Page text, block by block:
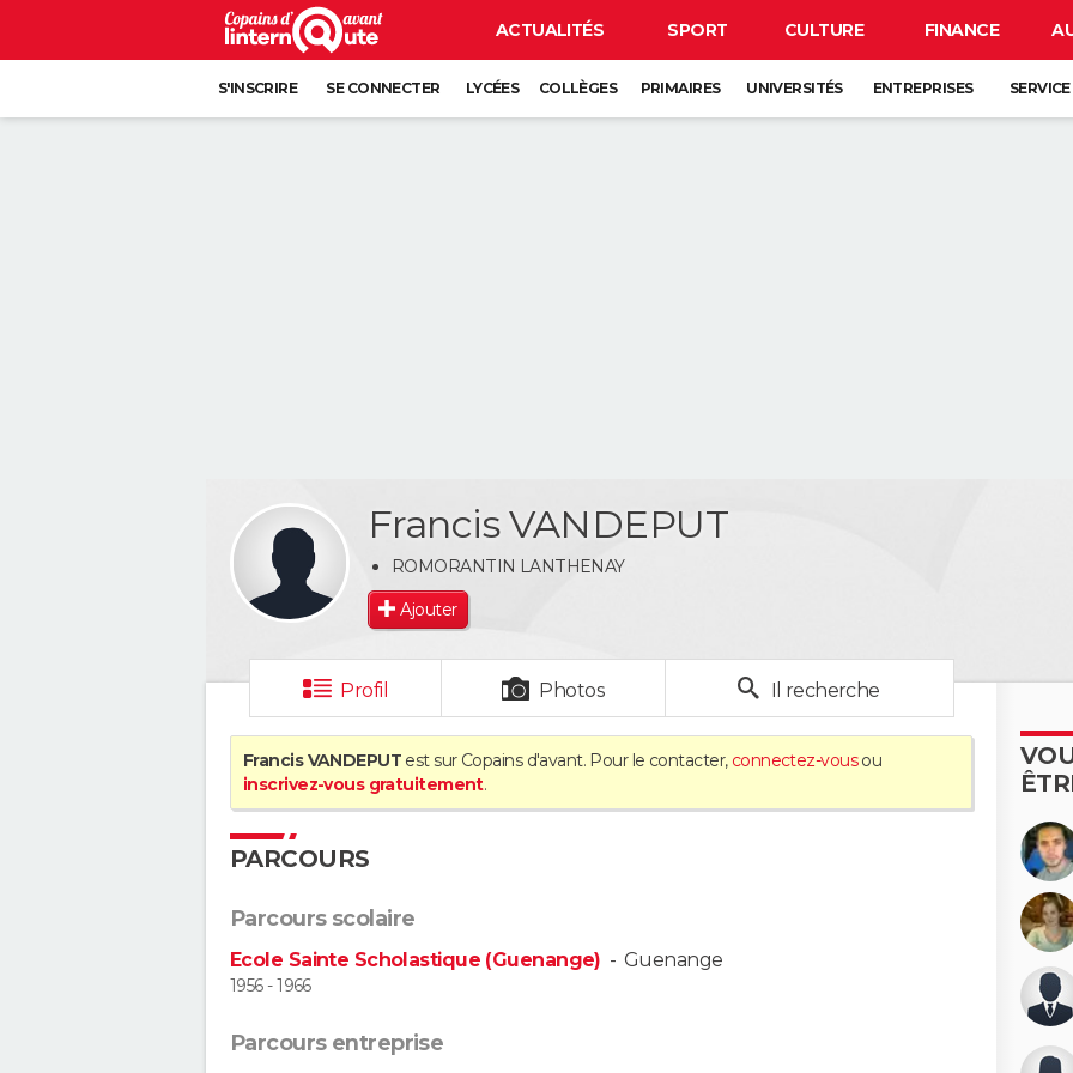
ACTUALITÉS SPORT CULTURE FINANCE
S'INSCRIRE SE CONNECTER LYCÉES COLLÈGES PRIMAIRES UNIVERSITÉS ENTREPRISES
Francis VANDEPUT
ROMORANTIN LANTHENAY
Ajouter
Profil Photos Il recherche
Francis VANDEPUT est sur Copains d'avant. Pour le contacter, connectez-vousou
inscrivez-vous gratuitement.
PARCOURS
Parcours scolaire
Ecole Sainte Scholastique (Guenange) -Guenange
1956 - 1966
Parcours entreprise